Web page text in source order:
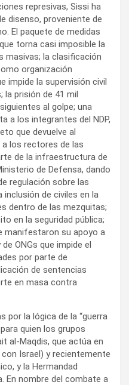
represivas, Sissi ha
disenso, proveniente de
El paquete de medidas
torna casi imposible la
masivas; la clasificación
organización
impide la supervisión civil
prisión de 41 mil
al golpe; una
a los integrantes del NDP,
que devuelve al
a los rectores de las
de la infraestructura de
de Defensa, dando
regulación sobre las
inclusión de civiles en la
dentro de las mezquitas;
en la seguridad pública;
manifestaron su apoyo a
ONGs que impide el
por parte de
de sentencias
en masa contra
por la lógica de la “guerra
quien los grupos
al-Maqdis, que actúa en
Israel) y recientemente
y la Hermandad
En nombre del combate a